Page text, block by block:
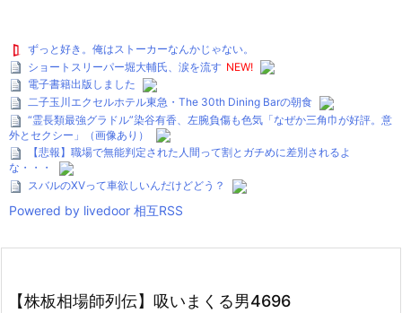
ずっと好き。俺はストーカーなんかじゃない。
ショートスリーパー堀大輔氏、涙を流す NEW!
電子書籍出版しました
二子玉川エクセルホテル東急・The 30th Dining Barの朝食
“霊長類最強グラドル”染谷有香、左腕負傷も色気「なぜか三角巾が好評。意
外とセクシー」（画像あり）
【悲報】職場で無能判定された人間って割とガチめに差別されるよ
な・・・
スバルのXVって車欲しいんだけどどう？
Powered by livedoor 相互RSS
【株板相場師列伝】吸いまくる男4696